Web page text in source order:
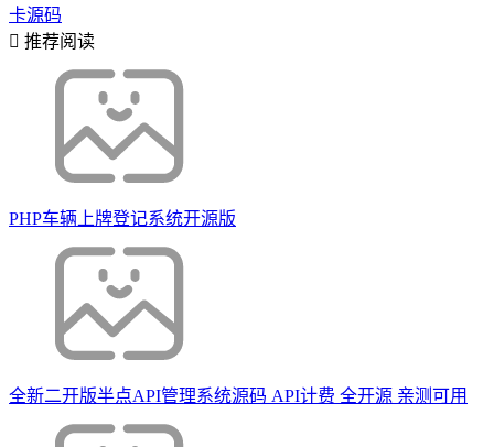
卡源码
推荐阅读
PHP车辆上牌登记系统开源版
全新二开版半点API管理系统源码 API计费 全开源 亲测可用